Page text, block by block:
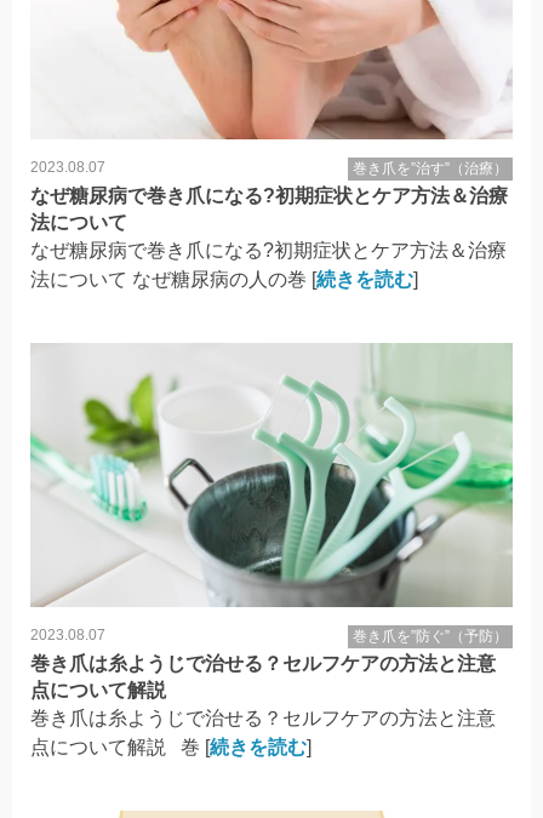
2023.08.07 巻き爪を”治す”（治療）
なぜ糖尿病で巻き爪になる?初期症状とケア方法＆治療
法について
なぜ糖尿病で巻き爪になる?初期症状とケア方法＆治療
法について なぜ糖尿病の人の巻 [続きを読む]
2023.08.07 巻き爪を”防ぐ”（予防）
巻き爪は糸ようじで治せる？セルフケアの方法と注意
点について解説
巻き爪は糸ようじで治せる？セルフケアの方法と注意
点について解説 巻 [続きを読む]